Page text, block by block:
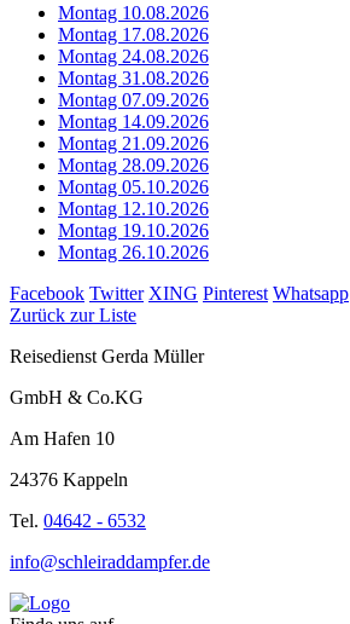
Montag 10.08.2026
Montag 17.08.2026
Montag 24.08.2026
Montag 31.08.2026
Montag 07.09.2026
Montag 14.09.2026
Montag 21.09.2026
Montag 28.09.2026
Montag 05.10.2026
Montag 12.10.2026
Montag 19.10.2026
Montag 26.10.2026
Facebook Twitter XING Pinterest Whatsapp
Zurück zur Liste
Reisedienst Gerda Müller
GmbH & Co.KG
Am Hafen 10
24376 Kappeln
Tel. 04642 - 6532
info@schleiraddampfer.de